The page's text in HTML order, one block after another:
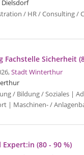
Dielsdorf
/ HR / Consulting /
Fachstelle Sicherheit
Stadt Winterthur
/ Bildung / Soziales |
| Maschinen- /
Expert:in (80 - 90 %)